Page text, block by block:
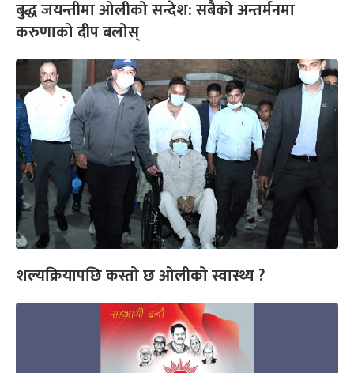
बुद्ध जयन्तीमा ओलीको सन्देश: सबैको अन्तर्मनमा
करुणाको दीप बलोस्
शल्यक्रियापछि कस्तो छ ओलीको स्वास्थ्य ?